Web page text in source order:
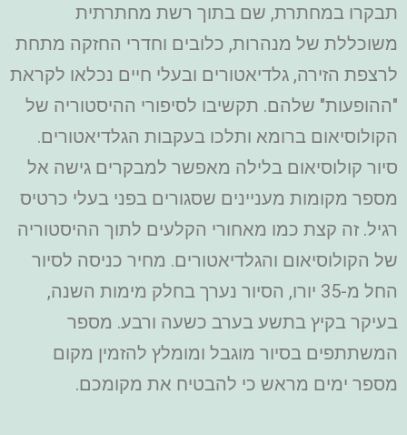
תבקרו במחתרת, שם בתוך רשת מחתרתית
משוכללת של מנהרות, כלובים וחדרי החזקה מתחת
לרצפת הזירה, גלדיאטורים ובעלי חיים נכלאו לקראת
"ההופעות" שלהם. תקשיבו לסיפורי ההיסטוריה של
הקולוסיאום ברומא ותלכו בעקבות הגלדיאטורים.
סיור קולוסיאום בלילה מאפשר למבקרים גישה אל
מספר מקומות מעניינים שסגורים בפני בעלי כרטיס
רגיל. זה קצת כמו מאחורי הקלעים לתוך ההיסטוריה
של הקולוסיאום והגלדיאטורים. מחיר כניסה לסיור
החל מ-35 יורו, הסיור נערך בחלק מימות השנה,
בעיקר בקיץ בתשע בערב כשעה ורבע. מספר
המשתתפים בסיור מוגבל ומומלץ להזמין מקום
מספר ימים מראש כי להבטיח את מקומכם.